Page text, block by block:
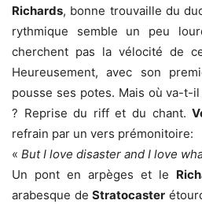
Richards, bonne trouvaille du
rythmique semble un peu
cherchent pas la vélocité de
Heureusement, avec son
pousse ses potes. Mais où va-t-
? Reprise du riff et du chant.
refrain par un vers prémonitoire:
« But I love disaster and I love
Un pont en arpèges et le
arabesque deStratocaster